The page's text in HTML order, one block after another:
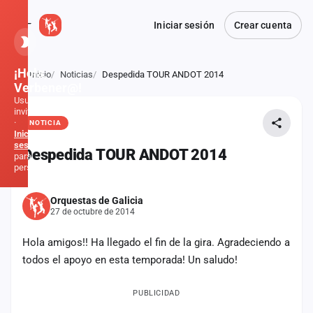
Iniciar sesión Crear cuenta
Atrás
Inicio Noticias Despedida TOUR ANDOT 2014
NOTICIA
Despedida TOUR ANDOT 2014
Orquestas de Galicia
27 de octubre de 2014
Hola amigos!! Ha llegado el fin de la gira. Agradeciendo a
todos el apoyo en esta temporada! Un saludo!
PUBLICIDAD
¡Hola,
Verbener@!
Usuario
invitado
·
Inicia
sesión
para
personalizar
Inicio
Noticias